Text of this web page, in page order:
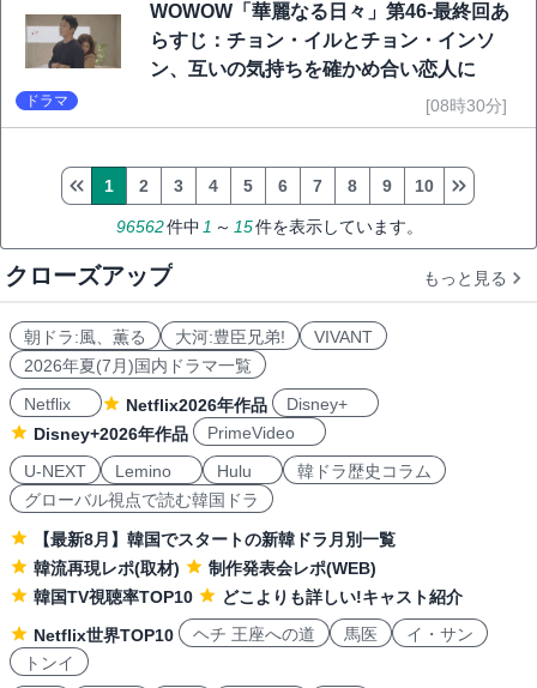
WOWOW「華麗なる日々」第46-最終回あ
らすじ：チョン・イルとチョン・インソ
ン、互いの気持ちを確かめ合い恋人に
ドラマ [08時30分]
96562件中 1 ～ 15件を表示しています。
1 2 3 4 5 6 7 8 9 10
クローズアップ もっと見る
朝ドラ:風、薫る 大河:豊臣兄弟!
VIVANT
2026年夏(7月)国内ドラマ一覧
Netflix
Netflix2026年作品
Disney+
Disney+2026年作品
PrimeVideo
U-NEXT
Lemino Hulu
韓ドラ歴史コラム
グローバル視点で読む韓国ドラ
【最新8月】韓国でスタートの新韓ドラ月別一覧
韓流再現レポ(取材)
制作発表会レポ(WEB)
韓国TV視聴率TOP10
どこよりも詳しい!キャスト紹介
Netflix世界TOP10
ヘチ 王座への道 馬医
イ・サン
トンイ